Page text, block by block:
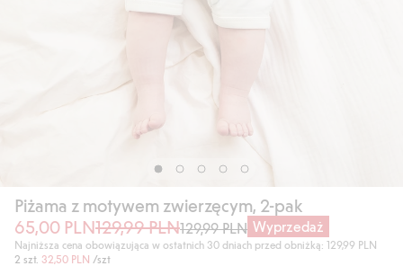
Piżama z motywem zwierzęcym, 2-pak
65,00 PLN129,99 PLN129,99 PLN Wyprzedaż
Najniższa cena obowiązująca w ostatnich 30 dniach przed obniżką: 129,99 PLN
2 szt. 32,50 PLN /szt